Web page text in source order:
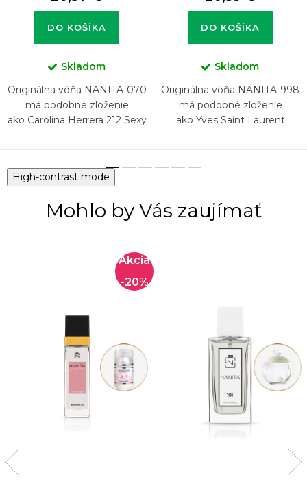
DO KOŠÍKA
Skladom
Originálna vôňa NANITA-070
má podobné zloženie
ako Carolina Herrera 212 Sexy
DO KOŠÍKA
Skladom
Originálna vôňa NANITA-998
má podobné zloženie
ako Yves Saint Laurent
High-contrast mode
Mohlo by Vás zaujímať
-20%